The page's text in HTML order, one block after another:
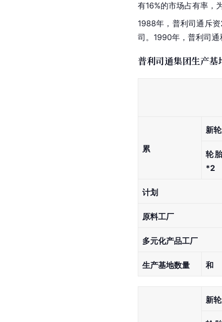
有16%的市场占有率，
1988年，普利司通斥
司。1990年，普利司
普利司通集团生产
累
新
轮
*2
计划
原料工厂
多元化产品工厂
生产基地数量 和
新